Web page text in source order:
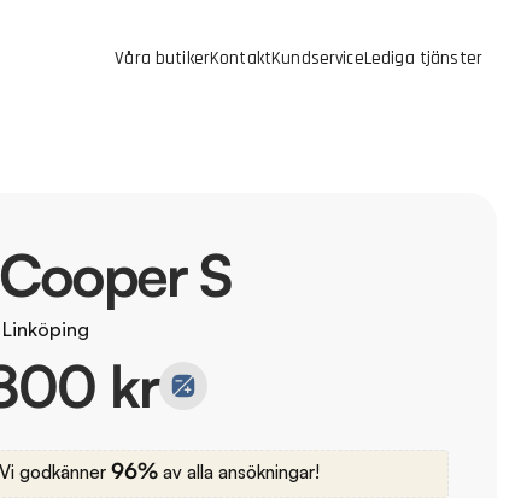
Våra butikerKontaktKundserviceLediga tjänster
S
kr
Vi godkänner 96% av alla ansökningar!